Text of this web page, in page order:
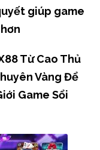
giúp game
Từ Cao Thủ
Vàng Để
Game Sổi